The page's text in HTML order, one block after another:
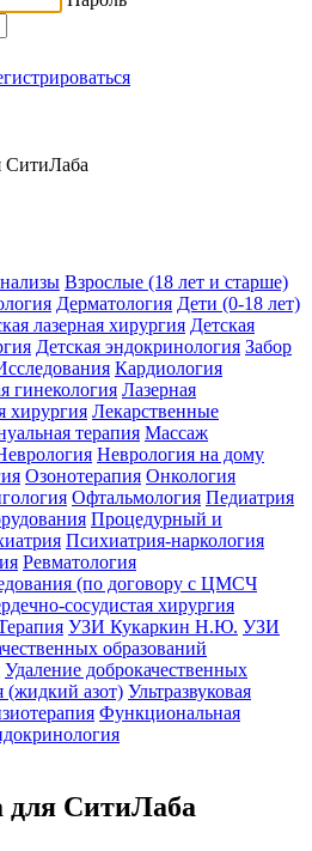
СитиЛаба
Взрослые (18 лет и старше)
Дерматология Дети (0-18 лет)
лазерная хирургия Детская
Детская эндокринология Забор
Кардиология
гинекология Лазерная
хирургия Лекарственные
терапия Массаж
Неврология на дому
Озонотерапия Онкология
Офтальмология Педиатрия
Процедурный и
Психиатрия-наркология
Ревматология
(по договору с ЦМСЧ
сосудистая хирургия
УЗИ Кукаркин Н.Ю. УЗИ
образований
Удаление доброкачественных
(жидкий азот) Ультразвуковая
Функциональная
для СитиЛаба